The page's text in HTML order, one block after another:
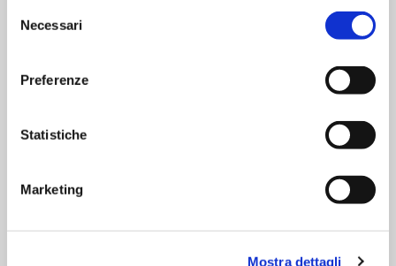
delNecessari
Preferenze
Statistiche
Marketing
Mostra dettagli
Vaschetta:
Ingredienti
Latte